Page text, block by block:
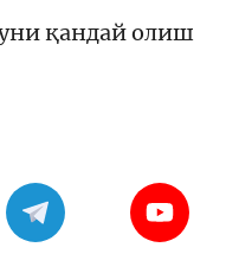
қандай олиш